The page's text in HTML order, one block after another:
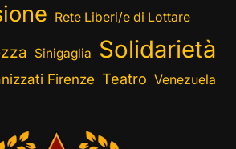
Rete Liberi/e di Lottare
Sinigaglia Solidarietà
Firenze Teatro Venezuela